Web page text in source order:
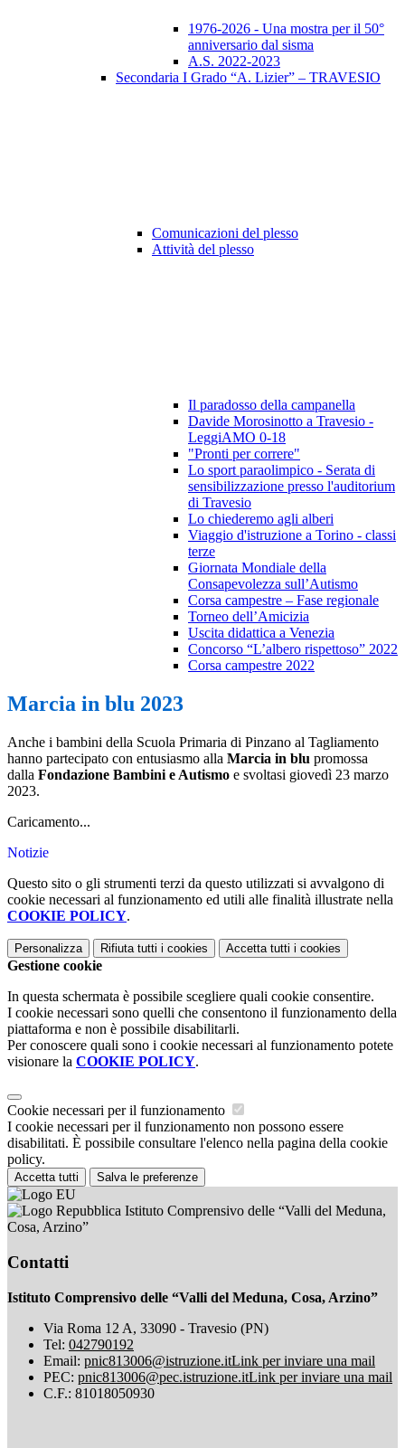
1976-2026 - Una mostra per il 50°
anniversario dal sisma
A.S. 2022-2023
Secondaria I Grado “A. Lizier” – TRAVESIO
Comunicazioni del plesso
Attività del plesso
Il paradosso della campanella
Davide Morosinotto a Travesio -
LeggiAMO 0-18
"Pronti per correre"
Lo sport paraolimpico - Serata di
sensibilizzazione presso l'auditorium
di Travesio
Lo chiederemo agli alberi
Viaggio d'istruzione a Torino - classi
terze
Giornata Mondiale della
Consapevolezza sull’Autismo
Corsa campestre – Fase regionale
Torneo dell’Amicizia
Uscita didattica a Venezia
Concorso “L’albero rispettoso” 2022
Corsa campestre 2022
Marcia in blu 2023
Anche i bambini della Scuola Primaria di Pinzano al Tagliamento
hanno partecipato con entusiasmo alla Marcia in blu promossa
dalla Fondazione Bambini e Autismo e svoltasi giovedì 23 marzo
2023.
Caricamento...
Notizie
Questo sito o gli strumenti terzi da questo utilizzati si avvalgono di
cookie necessari al funzionamento ed utili alle finalità illustrate nella
COOKIE POLICY.
Personalizza Rifiuta tutti i cookies Accetta tutti i cookies
Gestione cookie
In questa schermata è possibile scegliere quali cookie consentire.
I cookie necessari sono quelli che consentono il funzionamento della
piattaforma e non è possibile disabilitarli.
Per conoscere quali sono i cookie necessari al funzionamento potete
visionare la COOKIE POLICY.
Cookie necessari per il funzionamento
I cookie necessari per il funzionamento non possono essere
disabilitati. È possibile consultare l'elenco nella pagina della cookie
policy.
Accetta tutti Salva le preferenze
Istituto Comprensivo delle “Valli del Meduna,
Cosa, Arzino”
Contatti
Istituto Comprensivo delle “Valli del Meduna, Cosa, Arzino”
Via Roma 12 A, 33090 - Travesio (PN)
Tel: 042790192
Email: pnic813006@istruzione.itLink per inviare una mail
PEC: pnic813006@pec.istruzione.itLink per inviare una mail
C.F.: 81018050930